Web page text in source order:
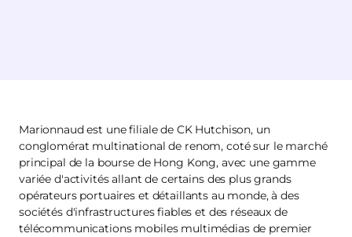
Marionnaud est une filiale de CK Hutchison, un
conglomérat multinational de renom, coté sur le marché
principal de la bourse de Hong Kong, avec une gamme
variée d'activités allant de certains des plus grands
opérateurs portuaires et détaillants au monde, à des
sociétés d'infrastructures fiables et des réseaux de
télécommunications mobiles multimédias de premier